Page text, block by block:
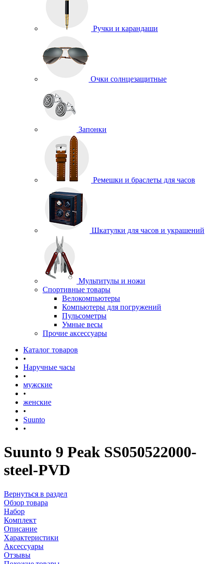
Ручки и карандаши
Очки солнцезащитные
Запонки
Ремешки и браслеты для часов
Шкатулки для часов и украшений
Мультитулы и ножи
Спортивные товары
Велокомпьютеры
Компьютеры для погружений
Пульсометры
Умные весы
Прочие аксессуары
Каталог товаров
•
Наручные часы
•
мужские
•
женские
•
Suunto
•
Suunto 9 Peak SS050522000-
steel-PVD
Вернуться в раздел
Обзор товара
Набор
Комплект
Описание
Характеристики
Аксессуары
Отзывы